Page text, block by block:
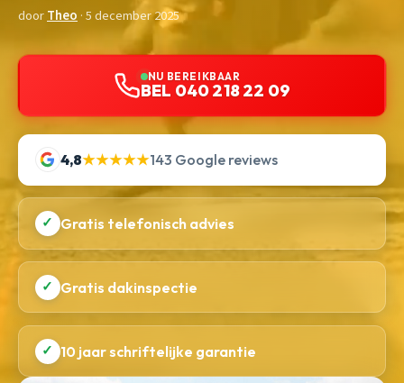
doorTheo · 5 december 2025
NU BEREIKBAAR
BEL 040 218 22 09
4,8★★★★★143 Google reviews
✓ Gratis telefonisch advies
✓ Gratis dakinspectie
✓ 10 jaar schriftelijke garantie